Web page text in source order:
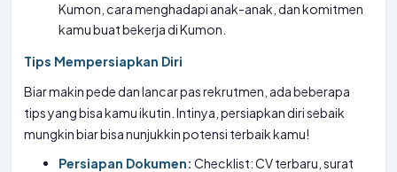
Kumon, cara menghadapi anak-anak, dan komitmen
kamu buat bekerja di Kumon.
Tips Mempersiapkan Diri
Biar makin pede dan lancar pas rekrutmen, ada beberapa
tips yang bisa kamu ikutin. Intinya, persiapkan diri sebaik
mungkin biar bisa nunjukkin potensi terbaik kamu!
Persiapan Dokumen: Checklist: CV terbaru, surat